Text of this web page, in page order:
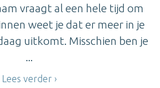
vraagt al een hele tijd om
weet je dat er meer in je
uitkomt. Misschien ben je
...
Lees verder